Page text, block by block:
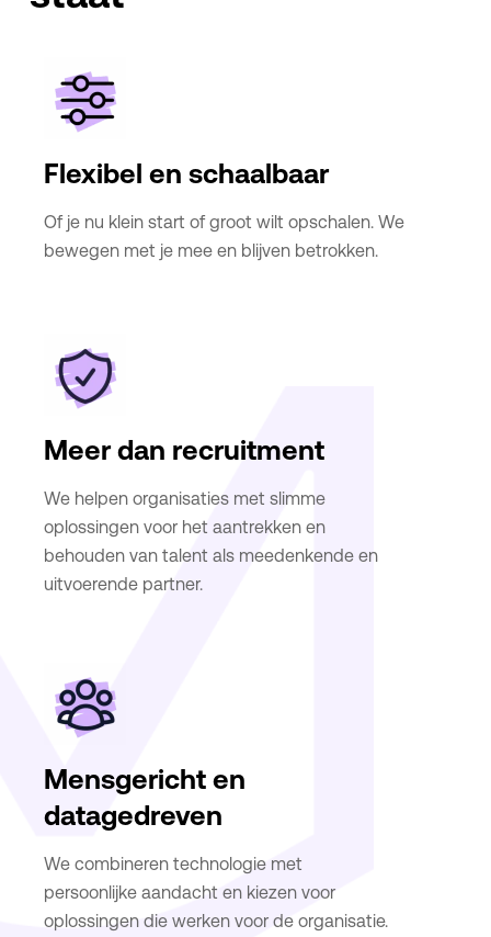
Flexibel en schaalbaar
Of je nu klein start of groot wilt opschalen. We
bewegen met je mee en blijven betrokken.
Meer dan recruitment
We helpen organisaties met slimme
oplossingen voor het aantrekken en
behouden van talent als meedenkende en
uitvoerende partner.
Mensgericht en
datagedreven
We combineren technologie met
persoonlijke aandacht en kiezen voor
oplossingen die werken voor de organisatie.